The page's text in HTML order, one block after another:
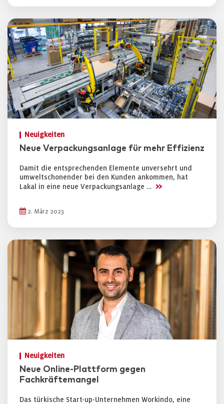
Neuigkeiten
Neue Verpackungsanlage für mehr Effizienz
Damit die entsprechenden Elemente unversehrt und
umweltschonender bei den Kunden ankommen, hat
Lakal in eine neue Verpackungsanlage … >>
2. März 2023
Neuigkeiten
Neue Online-Plattform gegen
Fachkräftemangel
Das türkische Start-up-Unternehmen Workindo, eine